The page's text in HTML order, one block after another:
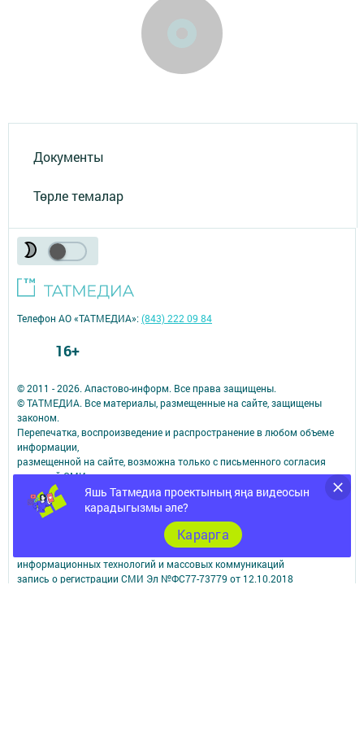
Документы
Төрле темалар
Яшь Татмедиа проектының яңа видеосын
карадыгызмы әле?
Карарга
© 2011 - 2026. Апастово-информ. Все права защищены.
© ТАТМЕДИА. Все материалы, размещенные на сайте, защищены
законом.
Перепечатка, воспроизведение и распространение в любом объеме
информации,
размещенной на сайте, возможна только с письменного согласия
редакций СМИ.
При поддержке Республиканского агентства по печати и массовым
коммуникациям.
Наименование СМИ: Апастово-информ
СМИ зарегистрировано Федеральной службой по надзору в сфере
информационных технологий и массовых коммуникаций
запись о регистрации СМИ Эл №ФС77-73779 от 12.10.2018
Телефон АО «ТАТМЕДИА»:(843) 222 09 84
16+